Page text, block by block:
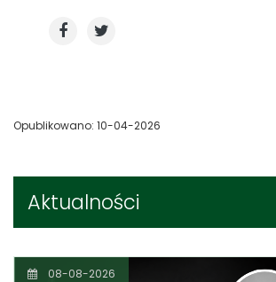
Aktualności
08-08-2026
Opublikowano: 10-04-2026